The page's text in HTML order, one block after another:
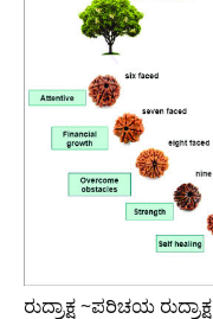
ರುದ್ರಾಕ್ಷ ~ಪರಿಚಯ